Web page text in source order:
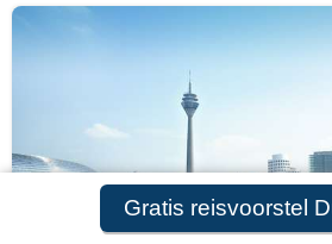
Gratis reisvoorstel